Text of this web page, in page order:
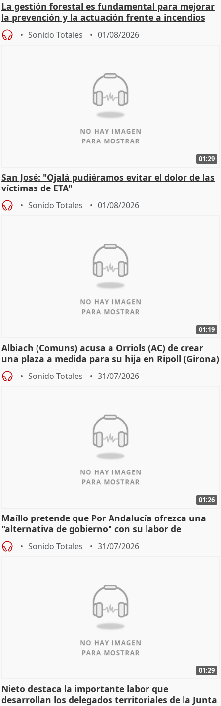
La gestión forestal es fundamental para mejorar
la prevención y la actuación frente a incendios
Sonido Totales 01/08/2026
01:29
San José: "Ojalá pudiéramos evitar el dolor de las
víctimas de ETA"
Sonido Totales 01/08/2026
01:19
Albiach (Comuns) acusa a Orriols (AC) de crear
una plaza a medida para su hija en Ripoll (Girona)
Sonido Totales 31/07/2026
01:26
Maíllo pretende que Por Andalucía ofrezca una
"alternativa de gobierno" con su labor de
oposición
Sonido Totales 31/07/2026
01:29
Nieto destaca la importante labor que
desarrollan los delegados territoriales de la Junta